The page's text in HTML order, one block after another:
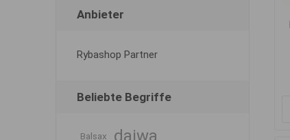
Anbieter
Rybashop Partner
Beliebte Begriffe
Balsax daiwa